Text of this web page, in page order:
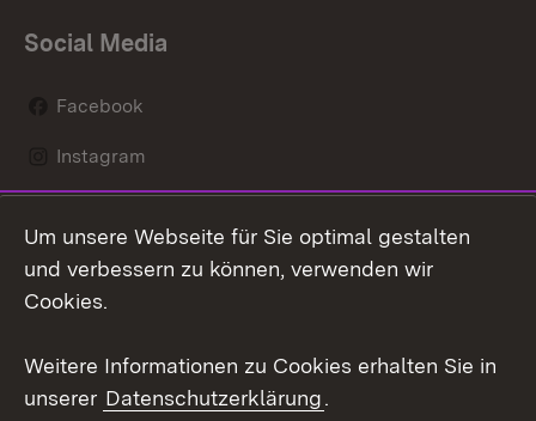
Social Media
Facebook
Instagram
Mastodon
Youtube
Kontakt
Datenschutz
Um unsere Webseite für Sie optimal gestalten
und verbessern zu können, verwenden wir
Cookies.
Weitere Informationen zu Cookies erhalten Sie in
unserer Datenschutzerklärung.